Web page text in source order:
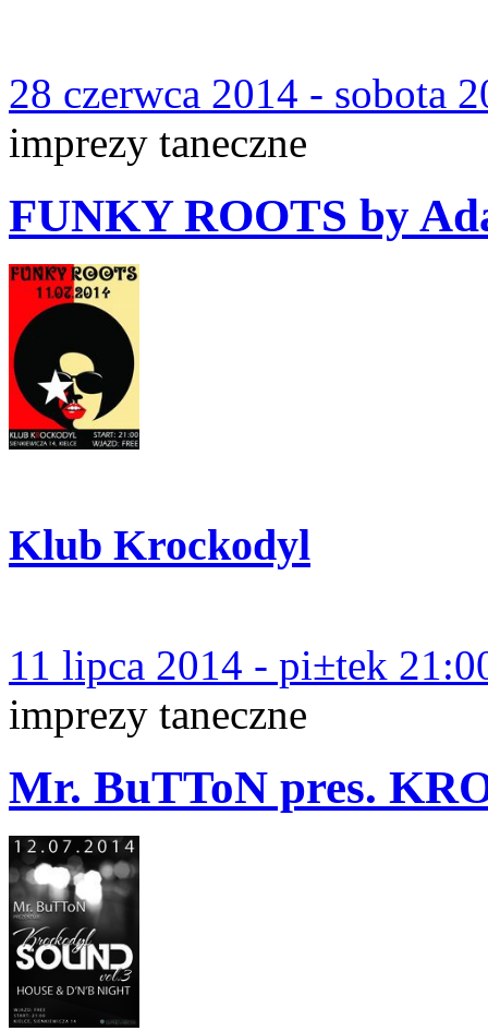
28 czerwca 2014 - sobota
imprezy taneczne
FUNKY ROOTS by
Klub Krockodyl
11 lipca 2014 - pi±tek
imprezy taneczne
Mr. BuTToN pres.